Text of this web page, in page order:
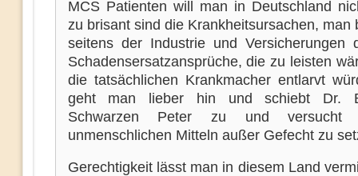
MCS Patienten will man in Deutschland
zu brisant sind die Krankheitsursachen, man
seitens der Industrie und Versicherungen
Schadensersatzansprüche, die zu leisten
die tatsächlichen Krankmacher entlarvt
geht man lieber hin und schiebt Dr.
Schwarzen Peter zu und
unmenschlichen Mitteln außer Gefecht zu
Gerechtigkeit lässt man in diesem Land